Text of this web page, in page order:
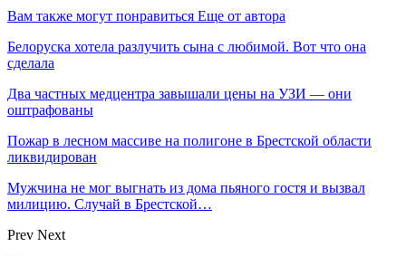
Вам также могут понравиться Еще от автора
Белоруска хотела разлучить сына с любимой. Вот что она
сделала
Два частных медцентра завышали цены на УЗИ — они
оштрафованы
Пожар в лесном массиве на полигоне в Брестской области
ликвидирован
Мужчина не мог выгнать из дома пьяного гостя и вызвал
милицию. Случай в Брестской…
Prev Next